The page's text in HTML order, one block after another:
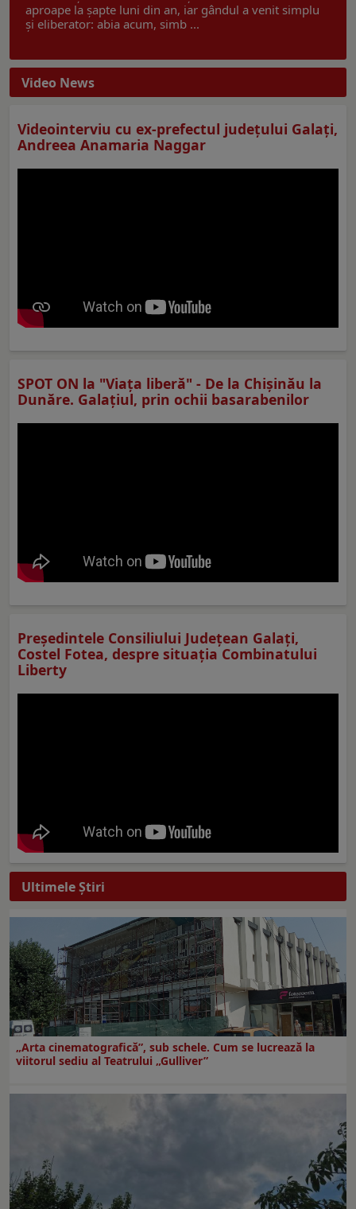
aproape la șapte luni din an, iar gândul a venit simplu
și eliberator: abia acum, simb ...
Video News
Videointerviu cu ex-prefectul judeţului Galaţi,
Andreea Anamaria Naggar
SPOT ON la "Viaţa liberă" - De la Chișinău la
Dunăre. Galațiul, prin ochii basarabenilor
Preşedintele Consiliului Judeţean Galaţi,
Costel Fotea, despre situaţia Combinatului
Liberty
Ultimele Ştiri
„Arta cinematografică”, sub schele. Cum se lucrează la
viitorul sediu al Teatrului „Gulliver”